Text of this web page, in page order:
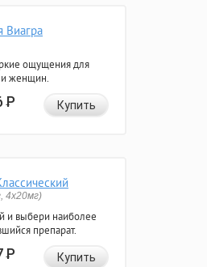
Виагра
ощущения для
женщин.
Р Купить
4x20мг)
и выбери наиболее
препарат.
Р Купить